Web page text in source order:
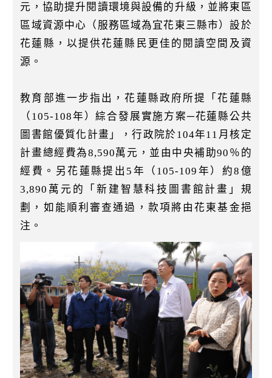
元，協助提升閱讀環境與設備的升級，並將東區
區域資源中心（服務區域為宜花東三縣市）設於
花蓮縣，以提供花蓮縣民更佳的閱讀空間及資
源。
教育部進一步指出，花蓮縣政府所提「花蓮縣
（105-108年）綜合發展實施方案─花蓮縣公共
圖書館優質化計畫」，行政院於104年11月核定
計畫總經費為8,590萬元，並由中央補助90％的
經費。另花蓮縣提出5年（105-109年）約8億
3,890萬元的「新建智慧科技圖書館計畫」規
劃，如能順利審查通過，款項將由花東基金挹
注。